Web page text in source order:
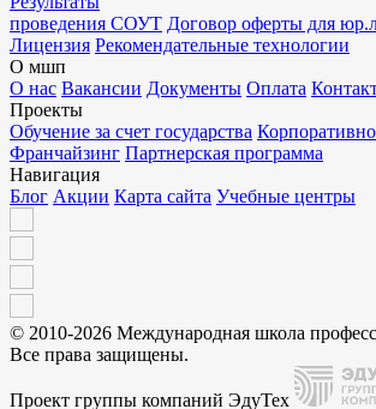
проведения СОУТ Договор оферты для
Лицензия Рекомендательные технологии
О мшп
О нас Вакансии Документы Оплата
Проекты
Обучение за счет государства
Франчайзинг Партнерская программа
Навигация
Блог Акции Карта сайта Учебные центры
© 2010-2026 Международная школа
Все права защищены.
Проект группы компаний ЭдуТех